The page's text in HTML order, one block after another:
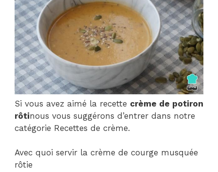
Si vous avez aimé la recette crème de potiron
rôtinous vous suggérons d’entrer dans notre
catégorie Recettes de crème.
Avec quoi servir la crème de courge musquée
rôtie